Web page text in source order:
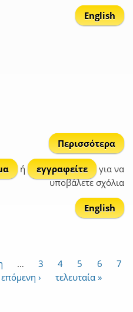
English
Περισσότερα
ή εγγραφείτε
για να
υποβάλετε σχόλια
English
… 3 4 5 6
7
επόμενη › τελευταία »